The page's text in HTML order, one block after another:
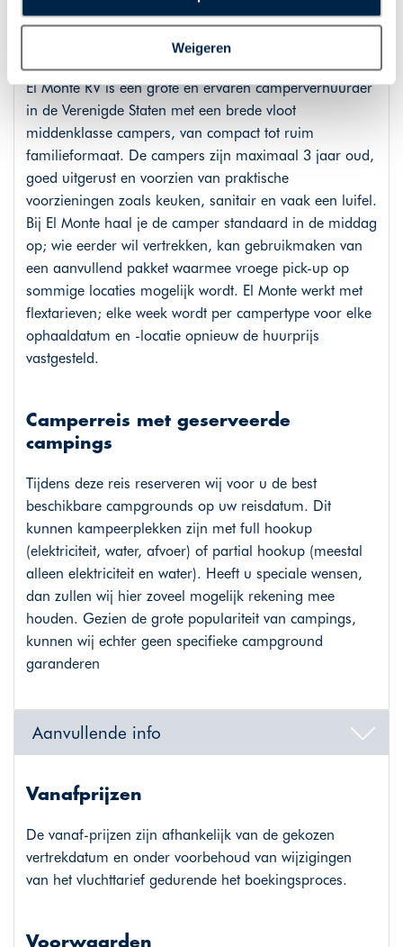
plaatsen van alle hierboven beschreven cookies en
technologieën, waarmee persoonlijke gegevens kunnen
worden verzameld. Indien u kiest voor “Weigeren”
plaatsen wij enkel functionele cookies, en zal er geen
sprake zijn van gepersonaliseerde content.
Weigeren
El Monte Camperhuur
El Monte RV is een grote en ervaren camperverhuurder
in de Verenigde Staten met een brede vloot
middenklasse campers, van compact tot ruim
familieformaat. De campers zijn maximaal 3 jaar oud,
goed uitgerust en voorzien van praktische
voorzieningen zoals keuken, sanitair en vaak een luifel.
Bij El Monte haal je de camper standaard in de middag
op; wie eerder wil vertrekken, kan gebruikmaken van
een aanvullend pakket waarmee vroege pick-up op
sommige locaties mogelijk wordt. El Monte werkt met
flextarieven; elke week wordt per campertype voor elke
ophaaldatum en -locatie opnieuw de huurprijs
vastgesteld.
Camperreis met geserveerde
campings
Tijdens deze reis reserveren wij voor u de best
beschikbare campgrounds op uw reisdatum. Dit
kunnen kampeerplekken zijn met full hookup
(elektriciteit, water, afvoer) of partial hookup (meestal
alleen elektriciteit en water). Heeft u speciale wensen,
dan zullen wij hier zoveel mogelijk rekening mee
houden. Gezien de grote populariteit van campings,
kunnen wij echter geen specifieke campground
garanderen
Aanvullende info
Vanafprijzen
De vanaf-prijzen zijn afhankelijk van de gekozen
vertrekdatum en onder voorbehoud van wijzigingen
van het vluchttarief gedurende het boekingsproces.
Voorwaarden